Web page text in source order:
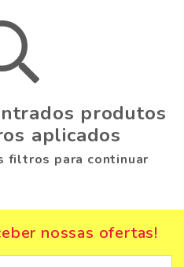
produtos
aplicados
filtros para continuar
nossas ofertas!